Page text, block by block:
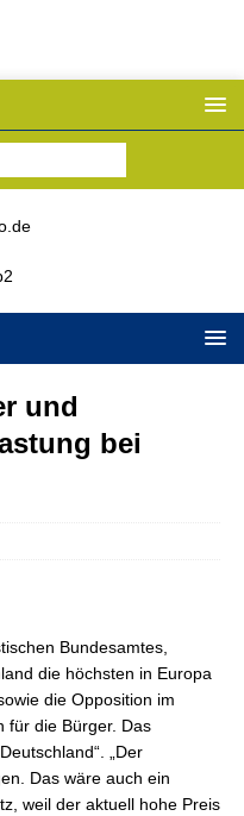
und
bei
Bundesamtes,
die höchsten in Europa
die Opposition im
für die Bürger. Das
„Der
Das wäre auch ein
weil der aktuell hohe Preis